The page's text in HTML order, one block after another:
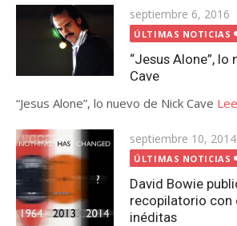
Publicada
el
septiembre 6, 2016
ÚLTIMAS NOTICIAS
“Jesus Alone”, lo
Cave
“Jesus Alone”, lo nuevo de Nick Cave
Publicada
el
septiembre 10, 2014
ÚLTIMAS NOTICIAS
David Bowie
recopilatorio con
inéditas